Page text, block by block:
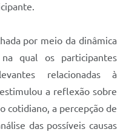
por meio da dinâmica
qual os participantes
relacionadas à
a reflexão sobre
cotidiano, a percepção de
das possíveis causas